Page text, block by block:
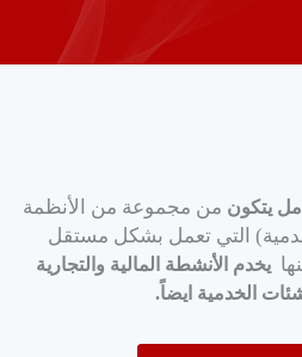
يتكون من مجموعة من الأنظمة
خدمية) التي تعمل بشكل مستقل
يخدم الأنشطة المالية والتجارية
الخدمية ايضاً.